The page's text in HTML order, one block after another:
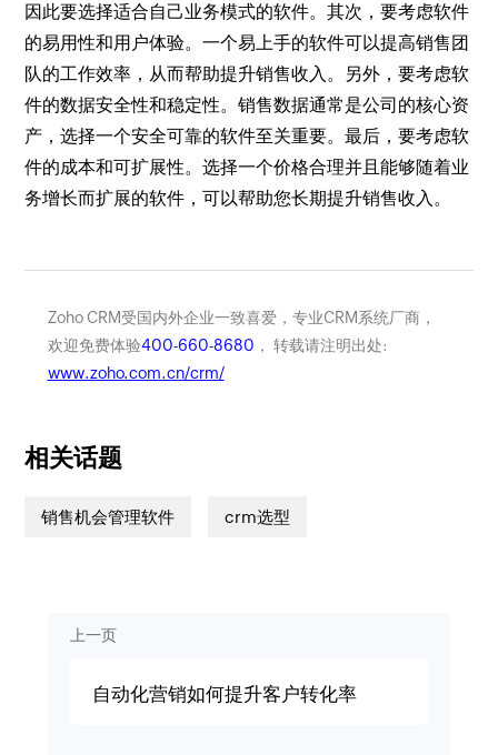
因此要选择适合自己业务模式的软件。其次，要考虑软件
的易用性和用户体验。一个易上手的软件可以提高销售团
队的工作效率，从而帮助提升销售收入。另外，要考虑软
件的数据安全性和稳定性。销售数据通常是公司的核心资
产，选择一个安全可靠的软件至关重要。最后，要考虑软
件的成本和可扩展性。选择一个价格合理并且能够随着业
务增长而扩展的软件，可以帮助您长期提升销售收入。
Zoho CRM受国内外企业一致喜爱，专业CRM系统厂商，
欢迎免费体验400-660-8680 ， 转载请注明出处:
www.zoho.com.cn/crm/
相关话题
销售机会管理软件 crm选型
上一页
自动化营销如何提升客户转化率